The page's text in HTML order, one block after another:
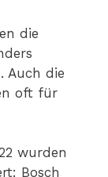
die
Auch die
oft für
wurden
Bosch